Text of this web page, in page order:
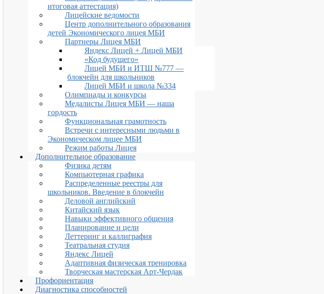
итоговая аттестация)
Лицейские ведомости
Центр дополнительного образования
детей Экономического лицея МБИ
Партнеры Лицея МБИ
Яндекс Лицей + Лицей МБИ
«Код будущего»
Лицей МБИ и ИТШ №777 —
блокчейн для школьников
Лицей МБИ и школа №334
Олимпиады и конкурсы
Медалисты Лицея МБИ — наша
гордость
Функциональная грамотность
Встречи с интересными людьми в
Экономическом лицее МБИ
Режим работы Лицея
Дополнительное образование
Физика детям
Компьютерная графика
Распределенные реестры для
школьников. Введение в блокчейн
Деловой английский
Китайский язык
Навыки эффективного общения
Планирование и цели
Леттеринг и каллиграфия
Театральная студия
Яндекс Лицей
Адаптивная физическая тренировка
Творческая мастерская Арт-Чердак
Профориентация
Диагностика способностей